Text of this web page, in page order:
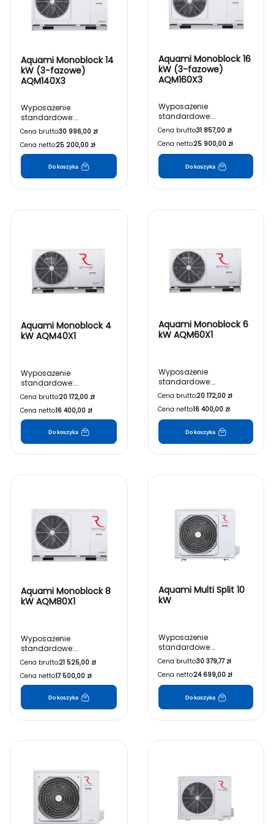
Aquami Monoblock 14
kW (3-fazowe)
AQM140X3
Wyposażenie
standardowe:
• Jednostka zewnętrzna
• Sterownik przewodowy
• Czujnik zbiornika CWU
• Wymiennik płytowy
• Czujnik przepływu
• Naczynie przeponowe
Cena brutto:30 996,00 zł
Cena netto:25 200,00 zł
Do koszyka
Aquami Monoblock 16
kW (3-fazowe)
AQM160X3
Wyposażenie
standardowe:
• Jednostka zewnętrzna
• Sterownik przewodowy
• Czujnik zbiornika CWU
• Wymiennik płytowy
• Czujnik przepływu
• Naczynie przeponowe
Cena brutto:31 857,00 zł
Cena netto:25 900,00 zł
Do koszyka
Aquami Monoblock 4
kW AQM40X1
Wyposażenie
standardowe:
• Jednostka zewnętrzna
• Sterownik przewodowy
• Czujnik zbiornika CWU
• Wymiennik płytowy
• Czujnik przepływu
• Naczynie przeponowe
Cena brutto:20 172,00 zł
Cena netto:16 400,00 zł
Do koszyka
Aquami Monoblock 6
kW AQM60X1
Wyposażenie
standardowe:
• Jednostka zewnętrzna
• Sterownik przewodowy
• Czujnik zbiornika CWU
• Wymiennik płytowy
• Czujnik przepływu
• Naczynie przeponowe
Cena brutto:20 172,00 zł
Cena netto:16 400,00 zł
Do koszyka
Aquami Monoblock 8
kW AQM80X1
Wyposażenie
standardowe:
• Jednostka zewnętrzna
• Sterownik przewodowy
• Czujnik zbiornika CWU
• Wymiennik płytowy
• Czujnik przepływu
• Naczynie przeponowe
Cena brutto:21 525,00 zł
Cena netto:17 500,00 zł
Do koszyka
Aquami Multi Split 10
kW
Wyposażenie
standardowe:
• Jednostka wewnętrzna
• Jednostka zewnętrzna
• Sterownik przewodowy
• Wymiennik płytowy
• Czujnik przepływu
Cena brutto:30 379,77 zł
Cena netto:24 699,00 zł
Do koszyka